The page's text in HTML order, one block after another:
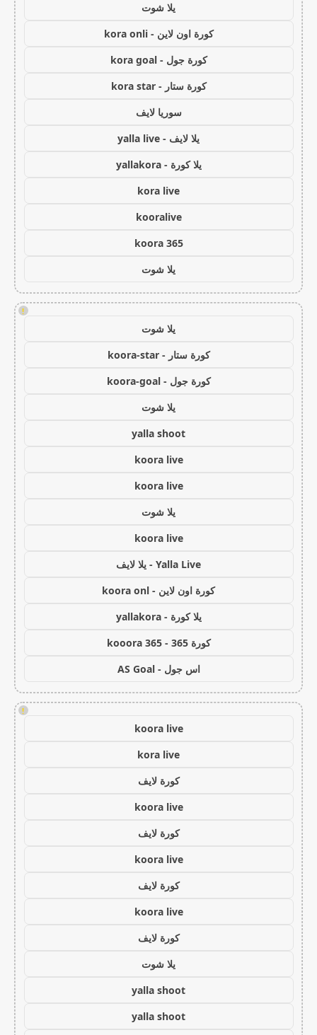
يلا شوت
كورة اون لاين - kora onli
كورة جول - kora goal
كورة ستار - kora star
سوريا لايف
يلا لايف - yalla live
يلا كورة - yallakora
kora live
kooralive
koora 365
يلا شوت
!
يلا شوت
كورة ستار - koora-star
كورة جول - koora-goal
يلا شوت
yalla shoot
koora live
koora live
يلا شوت
koora live
Yalla Live - يلا لايف
كورة اون لاين - koora onl
يلا كورة - yallakora
كورة 365 - kooora 365
اس جول - AS Goal
!
koora live
kora live
كورة لايف
koora live
كورة لايف
koora live
كورة لايف
koora live
كورة لايف
يلا شوت
yalla shoot
yalla shoot